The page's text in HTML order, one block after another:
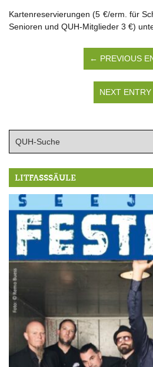
Kartenreservierungen (5 €/erm. für
Senioren und QUH-Mitglieder 3 €)
← PREVIOUS
NEXT
LITFASSSÄULE